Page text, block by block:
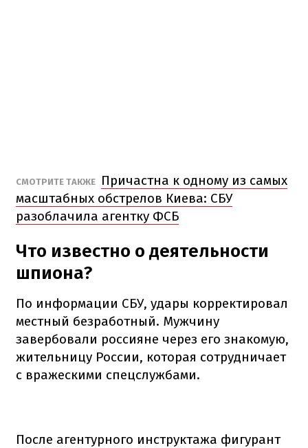
СМОТРИТЕ ТАКЖЕ
Причастна к одному из самых
масштабных обстрелов Киева: СБУ
разоблачила агентку ФСБ
Что известно о деятельности
шпиона?
По информации СБУ, удары корректировал
местный безработный. Мужчину
завербовали россияне через его знакомую,
жительницу России, которая сотрудничает
с вражескими спецслужбами.
После агентурного инструктажа фигурант